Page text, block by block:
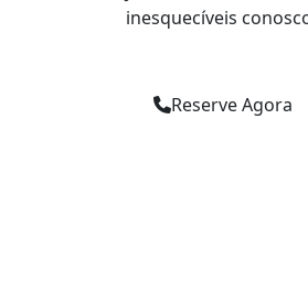
inesquecíveis
Reserve Agora